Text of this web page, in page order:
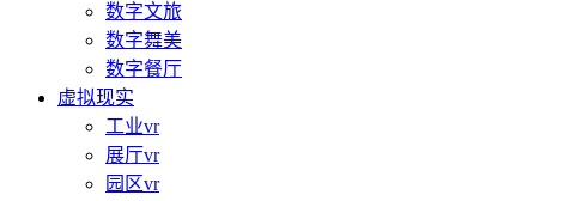
数字文旅
数字舞美
数字餐厅
虚拟现实
工业vr
展厅vr
园区vr